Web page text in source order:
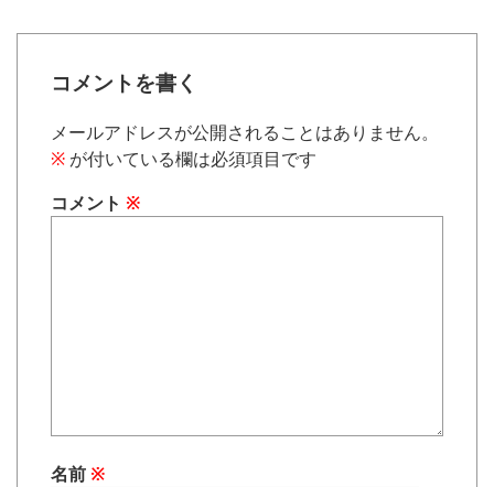
コメントを書く
メールアドレスが公開されることはありません。
※ が付いている欄は必須項目です
コメント ※
名前 ※